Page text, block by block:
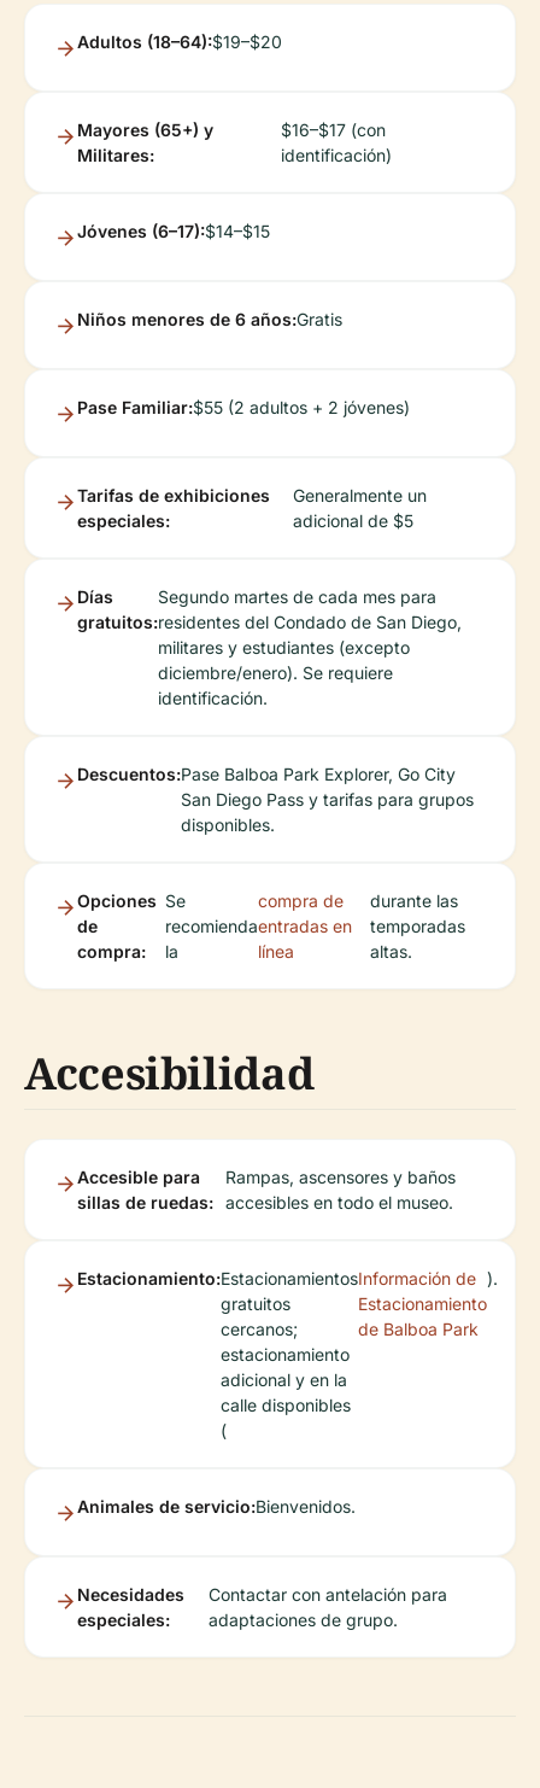
Adultos (18–64):$19–$20
Mayores (65+) y
Militares:
$16–$17 (con
identificación)
Jóvenes (6–17):$14–$15
Niños menores de 6 años:Gratis
Pase Familiar:$55 (2 adultos + 2 jóvenes)
Tarifas de exhibiciones
especiales:
Generalmente un
adicional de $5
Días
gratuitos:
Segundo martes de cada mes para
residentes del Condado de San Diego,
militares y estudiantes (excepto
diciembre/enero). Se requiere
identificación.
Descuentos:Pase Balboa Park Explorer, Go City
San Diego Pass y tarifas para grupos
disponibles.
Opciones
de
compra:
Se
recomienda
la
compra de
entradas en
línea
durante las
temporadas
altas.
Accesibilidad
Accesible para
sillas de ruedas:
Rampas, ascensores y baños
accesibles en todo el museo.
Estacionamiento:Estacionamientos
gratuitos
cercanos;
estacionamiento
adicional y en la
calle disponibles
(
Información de
Estacionamiento
de Balboa Park
).
Animales de servicio:Bienvenidos.
Necesidades
especiales:
Contactar con antelación para
adaptaciones de grupo.